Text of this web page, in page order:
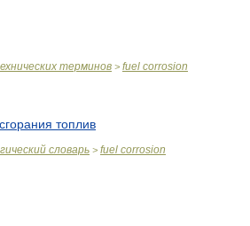
терминов > fuel corrosion
топлив
словарь > fuel corrosion